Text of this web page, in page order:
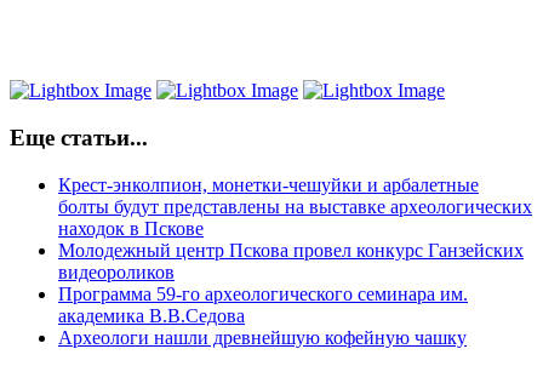
Еще статьи...
Крест-энколпион, монетки-чешуйки и арбалетные
болты будут представлены на выставке археологических
находок в Пскове
Молодежный центр Пскова провел конкурс Ганзейских
видеороликов
Программа 59-го археологического семинара им.
академика В.В.Седова
Археологи нашли древнейшую кофейную чашку